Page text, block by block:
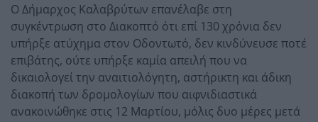
Ο Δήμαρχος Καλαβρύτων επανέλαβε στη
συγκέντρωση στο Διακοπτό ότι επί 130 χρόνια δεν
υπήρξε ατύχημα στον Οδοντωτό, δεν κινδύνευσε ποτέ
επιβάτης, ούτε υπήρξε καμία απειλή που να
δικαιολογεί την αναιτιολόγητη, αστήρικτη και άδικη
διακοπή των δρομολογίων που αιφνιδιαστικά
ανακοινώθηκε στις 12 Μαρτίου, μόλις δυο μέρες μετά